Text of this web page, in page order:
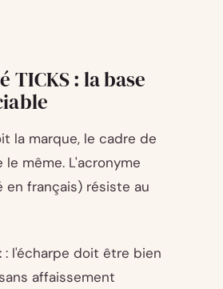
TICKS : la base
la marque, le cadre de
même. L'acronyme
en français) résiste au
: l'écharpe doit être bien
affaissement